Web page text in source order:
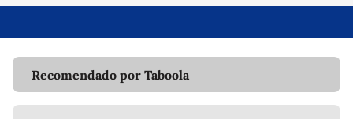
Recomendado por Taboola